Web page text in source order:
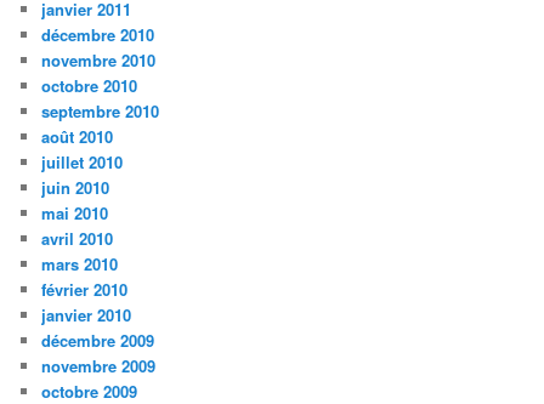
janvier 2011
décembre 2010
novembre 2010
octobre 2010
septembre 2010
août 2010
juillet 2010
juin 2010
mai 2010
avril 2010
mars 2010
février 2010
janvier 2010
décembre 2009
novembre 2009
octobre 2009